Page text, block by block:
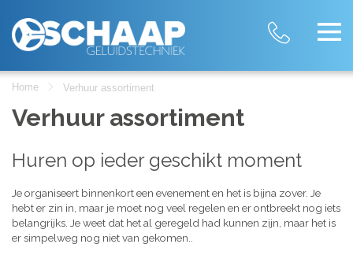
Home Verhuur assortiment
Verhuur assortiment
Huren op ieder geschikt moment
Je organiseert binnenkort een evenement en het is bijna zover. Je
hebt er zin in, maar je moet nog veel regelen en er ontbreekt nog iets
belangrijks. Je weet dat het al geregeld had kunnen zijn, maar het is
er simpelweg nog niet van gekomen..